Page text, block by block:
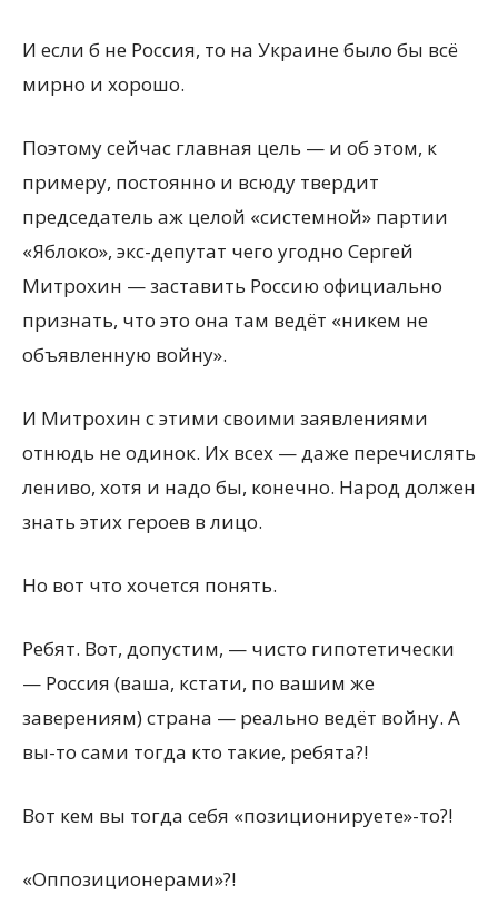
И если б не Россия, то на Украине было бы всё
мирно и хорошо.
Поэтому сейчас главная цель — и об этом, к
примеру, постоянно и всюду твердит
председатель аж целой «системной» партии
«Яблоко», экс-депутат чего угодно Сергей
Митрохин — заставить Россию официально
признать, что это она там ведёт «никем не
объявленную войну».
И Митрохин с этими своими заявлениями
отнюдь не одинок. Их всех — даже перечислять
лениво, хотя и надо бы, конечно. Народ должен
знать этих героев в лицо.
Но вот что хочется понять.
Ребят. Вот, допустим, — чисто гипотетически
— Россия (ваша, кстати, по вашим же
заверениям) страна — реально ведёт войну. А
вы-то сами тогда кто такие, ребята?!
Вот кем вы тогда себя «позиционируете»-то?!
«Оппозиционерами»?!